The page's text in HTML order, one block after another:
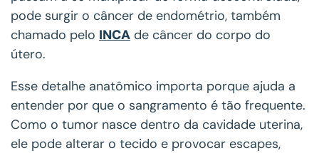
pode surgir o câncer de endométrio, também
chamado pelo INCA de câncer do corpo do
útero.
Esse detalhe anatômico importa porque ajuda a
entender por que o sangramento é tão frequente.
Como o tumor nasce dentro da cavidade uterina,
ele pode alterar o tecido e provocar escapes,